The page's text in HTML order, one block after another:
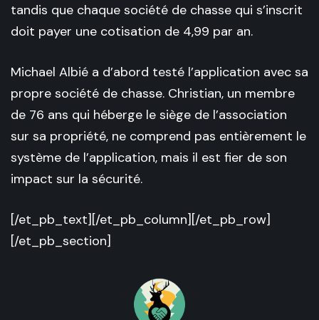
tandis que chaque société de chasse qui s’inscrit
doit payer une cotisation de 4,99 par an.
Michael Albié a d’abord testé l’application avec sa
propre société de chasse. Christian, un membre
de 76 ans qui héberge le siège de l’association
sur sa propriété, ne comprend pas entièrement le
système de l’application, mais il est fier de son
impact sur la sécurité.
[/et_pb_text][/et_pb_column][/et_pb_row]
[/et_pb_section]